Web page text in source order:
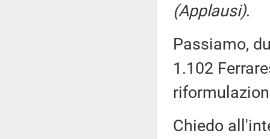
(Applausi).
Passiamo,
1.102
Chiedo